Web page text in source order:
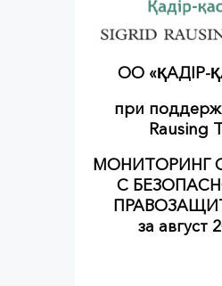
ОО «ҚАДІР-
при
Rausing
МОНИТОРИНГ
С
за август